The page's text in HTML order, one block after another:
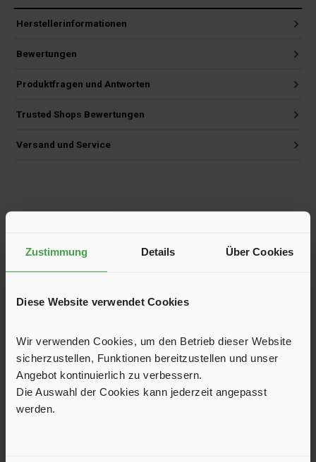
Zustimmung Details Über Cookies
Diese Website verwendet Cookies
Wir verwenden Cookies, um den Betrieb dieser Website
sicherzustellen, Funktionen bereitzustellen und unser
Angebot kontinuierlich zu verbessern.
Die Auswahl der Cookies kann jederzeit angepasst
werden.
Herstellerinformationen
Bewertungen
Produktfragen und Antworten
Trusted Shops Bewertungen
Versand und Service